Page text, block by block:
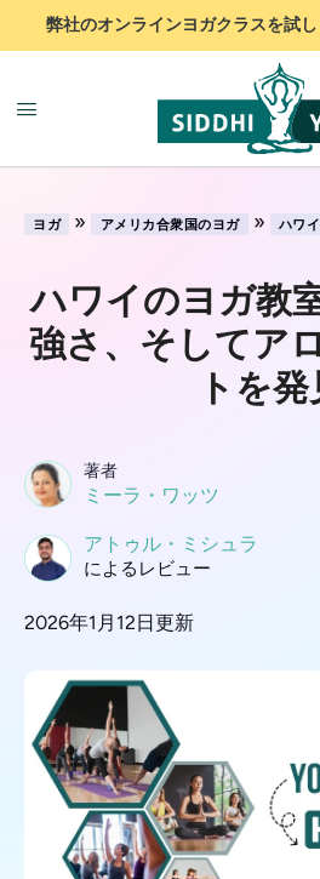
弊社のオンラインヨガクラスを試
ヨガ » アメリカ合衆国のヨガ » ハワ
ハワイのヨガ教
強さ、そしてア
トを
著者
ミーラ・ワッツ
アトゥル・ミシュラ
によるレビュー
2026年1月12日更新